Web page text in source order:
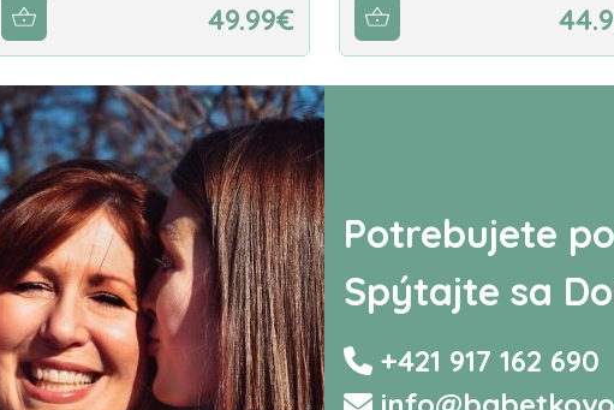
49.99€
Potrebujete
Spýtajte sa
+421 917 162 690